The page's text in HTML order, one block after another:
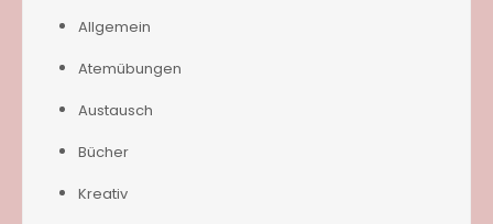
Allgemein
Atemübungen
Austausch
Bücher
Kreativ